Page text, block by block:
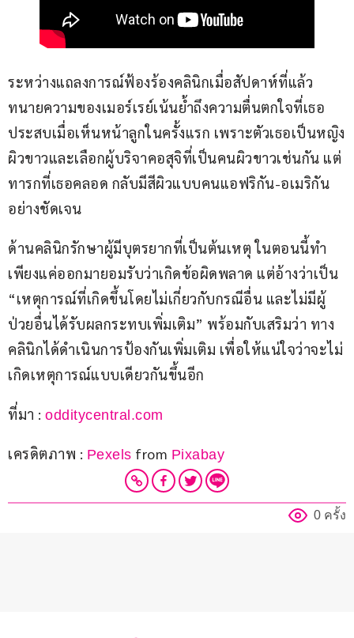
ระหว่างแถลงการณ์ฟ้องร้องคลินิกเมื่อสัปดาห์ที่แล้ว
ทนายความของเมอร์เรย์เน้นย้ำถึงความตื่นตกใจที่เธอ
ประสบเมื่อเห็นหน้าลูกในครั้งแรก เพราะตัวเธอเป็นหญิง
ผิวขาวและเลือกผู้บริจาคอสุจิที่เป็นคนผิวขาวเช่นกัน แต่
ทารกที่เธอคลอด กลับมีสีผิวแบบคนแอฟริกัน-อเมริกัน
อย่างชัดเจน
ด้านคลินิกรักษาผู้มีบุตรยากที่เป็นต้นเหตุ ในตอนนี้ทำ
เพียงแค่ออกมายอมรับว่าเกิดข้อผิดพลาด แต่อ้างว่าเป็น
“เหตุการณ์ที่เกิดขึ้นโดยไม่เกี่ยวกับกรณีอื่น และไม่มีผู้
ป่วยอื่นได้รับผลกระทบเพิ่มเติม” พร้อมกับเสริมว่า ทาง
คลินิกได้ดำเนินการป้องกันเพิ่มเติม เพื่อให้แน่ใจว่าจะไม่
เกิดเหตุการณ์แบบเดียวกันขึ้นอีก
ที่มา : odditycentral.com
เครดิตภาพ : Pexels from Pixabay
0 ครั้ง